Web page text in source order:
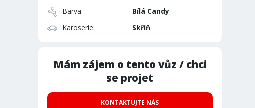
Barva:
Bílá Candy
Karoserie:
Skříň
Mám zájem o tento vůz / chci
se projet
KONTAKTUJTE NÁS